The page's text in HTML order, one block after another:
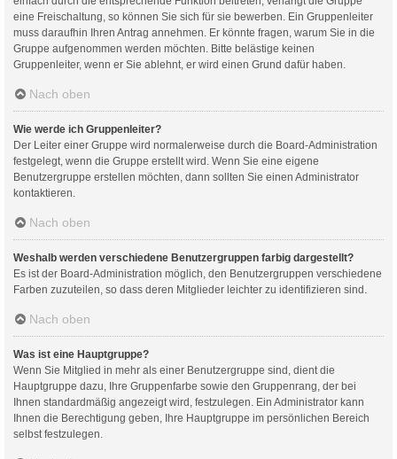
eine Freischaltung, so können Sie sich für sie bewerben. Ein Gruppenleiter
muss daraufhin Ihren Antrag annehmen. Er könnte fragen, warum Sie in die
Gruppe aufgenommen werden möchten. Bitte belästige keinen
Gruppenleiter, wenn er Sie ablehnt, er wird einen Grund dafür haben.
Nach oben
Wie werde ich Gruppenleiter?
Der Leiter einer Gruppe wird normalerweise durch die Board-Administration
festgelegt, wenn die Gruppe erstellt wird. Wenn Sie eine eigene
Benutzergruppe erstellen möchten, dann sollten Sie einen Administrator
kontaktieren.
Nach oben
Weshalb werden verschiedene Benutzergruppen farbig dargestellt?
Es ist der Board-Administration möglich, den Benutzergruppen verschiedene
Farben zuzuteilen, so dass deren Mitglieder leichter zu identifizieren sind.
Nach oben
Was ist eine Hauptgruppe?
Wenn Sie Mitglied in mehr als einer Benutzergruppe sind, dient die
Hauptgruppe dazu, Ihre Gruppenfarbe sowie den Gruppenrang, der bei
Ihnen standardmäßig angezeigt wird, festzulegen. Ein Administrator kann
Ihnen die Berechtigung geben, Ihre Hauptgruppe im persönlichen Bereich
selbst festzulegen.